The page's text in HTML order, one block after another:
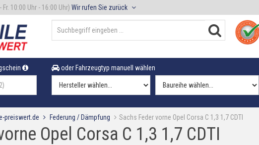
Fr. 10:00 Uhr - 16:00 Uhr) Wir rufen Sie zurück
oder Fahrzeugtyp manuell wählen
preiswert.de Federung / Dämpfung Sachs Feder vorne Opel Corsa C 1,3 1,7 CDTI
Opel Corsa C 1,3 1,7 CDTI